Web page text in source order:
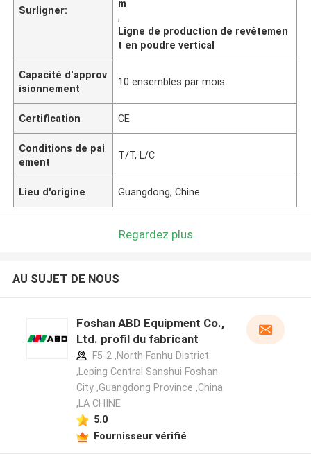
Surligner:
m
,
Ligne de production de revêtemen
t en poudre vertical
Capacité d'approv
isionnement
10 ensembles par mois
Certification CE
Conditions de pai
ement
T/T, L/C
Lieu d'origine Guangdong, Chine
Regardez plus
AU SUJET DE NOUS
Foshan ABD Equipment Co.,
Ltd. profil du fabricant
F5-2 ,North Fanhu District
,Leping Central Sanshui Foshan
City ,Guangdong Province ,China
,LA CHINE
5.0
Fournisseur vérifié